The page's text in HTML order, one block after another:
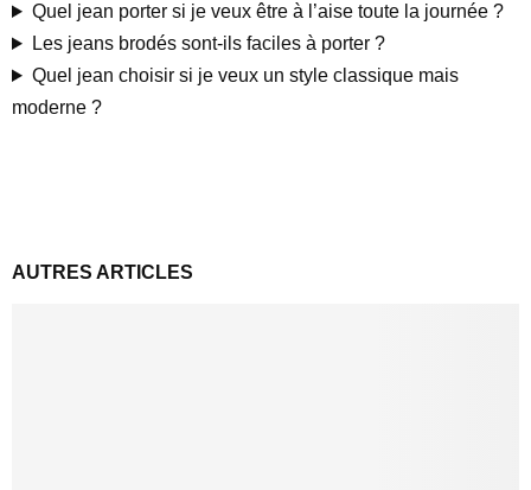
Quel jean porter si je veux être à l’aise toute la journée ?
Les jeans brodés sont-ils faciles à porter ?
Quel jean choisir si je veux un style classique mais
moderne ?
AUTRES ARTICLES